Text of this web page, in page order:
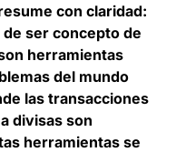
con claridad:
ser concepto de
herramientas
del mundo
las transacciones
divisas son
herramientas se